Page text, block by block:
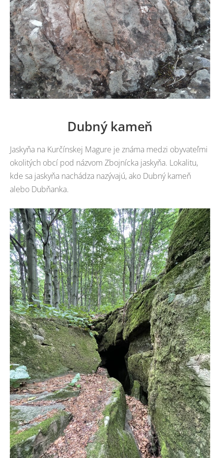
Dubný kameň
Jaskyňa na Kurčínskej Magure je známa medzi obyvateľmi
okolitých obcí pod názvom Zbojnícka jaskyňa. Lokalitu,
kde sa jaskyňa nachádza nazývajú, ako Dubný kameň
alebo Dubňanka.